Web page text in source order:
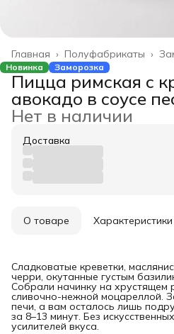
Полуфабрикаты ›
Главная ›
Новинка Заморозка
Пицца римская с
авокадо в соусе
Нет в наличии
Доставка
О товаре Характеристики
Сладковатые креветки,
черри, окутанные густым
Собрали начинку на хрустящем
сливочно-нежной моцареллой.
печи, а вам осталось лишь
за 8–13 минут. Без
усилителей вкуса.